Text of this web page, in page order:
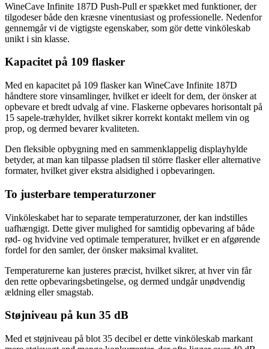
WineCave Infinite 187D Push-Pull er spækket med funktioner, der
tilgodeser både den kræsne vinentusiast og professionelle. Nedenfor
gennemgår vi de vigtigste egenskaber, som gör dette vinköleskab
unikt i sin klasse.
Kapacitet på 109 flasker
Med en kapacitet på 109 flasker kan WineCave Infinite 187D
håndtere store vinsamlinger, hvilket er ideelt for dem, der önsker at
opbevare et bredt udvalg af vine. Flaskerne opbevares horisontalt på
15 sapele-træhylder, hvilket sikrer korrekt kontakt mellem vin og
prop, og dermed bevarer kvaliteten.
Den fleksible opbygning med en sammenklappelig displayhylde
betyder, at man kan tilpasse pladsen til större flasker eller alternative
formater, hvilket giver ekstra alsidighed i opbevaringen.
To justerbare temperaturzoner
Vinköleskabet har to separate temperaturzoner, der kan indstilles
uafhængigt. Dette giver mulighed for samtidig opbevaring af både
rød- og hvidvine ved optimale temperaturer, hvilket er en afgørende
fordel for den samler, der önsker maksimal kvalitet.
Temperaturerne kan justeres præcist, hvilket sikrer, at hver vin får
den rette opbevaringsbetingelse, og dermed undgår unødvendig
ældning eller smagstab.
Støjniveau på kun 35 dB
Med et støjniveau på blot 35 decibel er dette vinköleskab markant